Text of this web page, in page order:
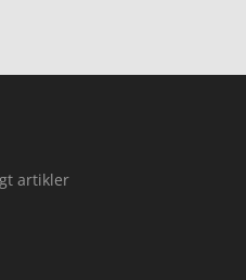
artikler